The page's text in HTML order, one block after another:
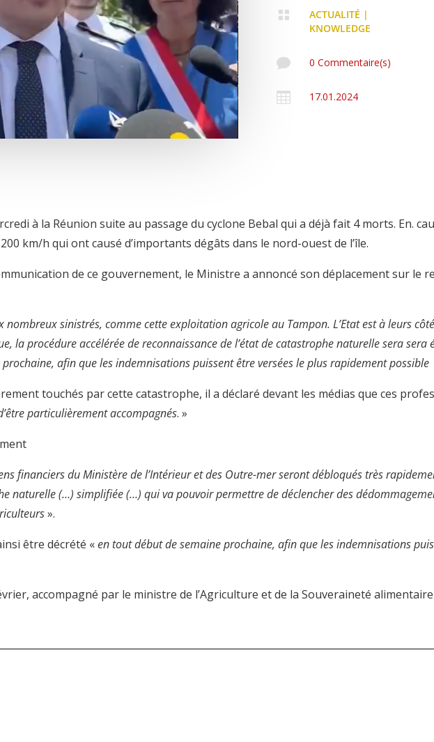
 ACTUALITÉ |
KNOWLEDGE
 0 Commentaire(s)
 17.01.2024
à la Réunion suite au passage du cyclone Bebal qui a déjà fait 4 morts. En.
km/h qui ont causé d’importants dégâts dans le nord-ouest de l’île.
de ce gouvernement, le Ministre a annoncé son déplacement sur le
sinistrés, comme cette exploitation agricole au Tampon. L’Etat est à leurs
la procédure accélérée de reconnaissance de l’état de catastrophe naturelle sera sera
afin que les indemnisations puissent être versées le plus rapidement possible
touchés par cette catastrophe, il a déclaré devant les médias que ces
particulièrement accompagnés. »
financiers du Ministère de l’Intérieur et des Outre-mer seront débloqués très
naturelle (…) simplifiée (…) qui va pouvoir permettre de déclencher des
».
être décrété «en tout début de semaine prochaine, afin que les indemnisations
accompagné par le ministre de l’Agriculture et de la Souveraineté